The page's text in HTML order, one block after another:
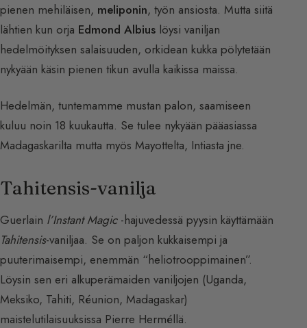
pienen mehiläisen, meliponin, työn ansiosta. Mutta siitä
lähtien kun orja Edmond Albius löysi vaniljan
hedelmöityksen salaisuuden, orkidean kukka pölytetään
nykyään käsin pienen tikun avulla kaikissa maissa.
Hedelmän, tuntemamme mustan palon, saamiseen
kuluu noin 18 kuukautta. Se tulee nykyään pääasiassa
Madagaskarilta mutta myös Mayottelta, Intiasta jne.
Tahitensis-vanilja
Guerlain l’Instant Magic-hajuvedessä pyysin käyttämään
Tahitensis-vaniljaa. Se on paljon kukkaisempi ja
puuterimaisempi, enemmän “heliotrooppimainen”.
Löysin sen eri alkuperämaiden vaniljojen (Uganda,
Meksiko, Tahiti, Réunion, Madagaskar)
maistelutilaisuuksissa Pierre Herméllä.